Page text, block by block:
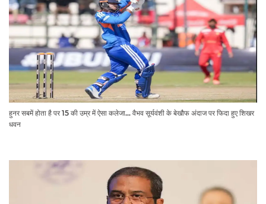
हुनर सबमें होता है पर 15 की उम्र में ऐसा कलेजा... वैभव सूर्यवंशी के बेखौफ अंदाज पर फिदा हुए शिखर
धवन